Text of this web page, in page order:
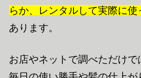
らか、レンタルして実際に使
あります。
お店やネットで調べただけで